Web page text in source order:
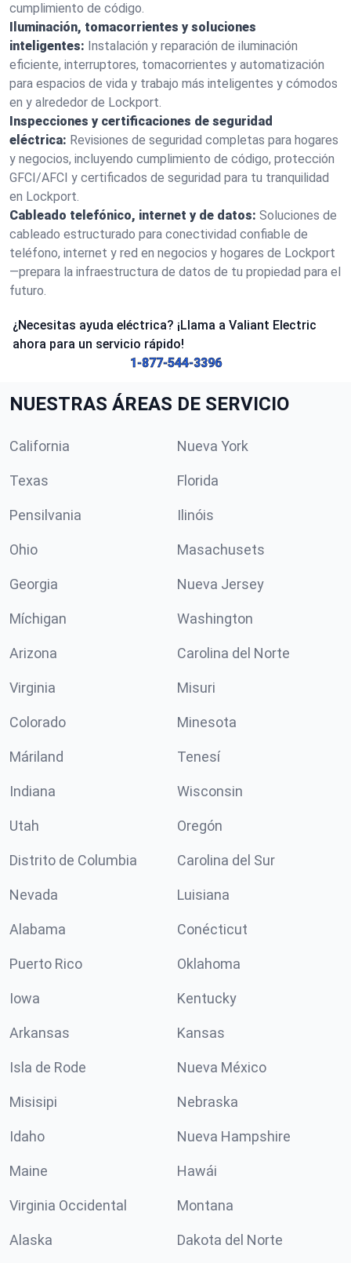
cumplimiento de código.
Iluminación, tomacorrientes y soluciones
inteligentes: Instalación y reparación de iluminación
eficiente, interruptores, tomacorrientes y automatización
para espacios de vida y trabajo más inteligentes y cómodos
en y alrededor de Lockport.
Inspecciones y certificaciones de seguridad
eléctrica: Revisiones de seguridad completas para hogares
y negocios, incluyendo cumplimiento de código, protección
GFCI/AFCI y certificados de seguridad para tu tranquilidad
en Lockport.
Cableado telefónico, internet y de datos: Soluciones de
cableado estructurado para conectividad confiable de
teléfono, internet y red en negocios y hogares de Lockport
—prepara la infraestructura de datos de tu propiedad para el
futuro.
¿Necesitas ayuda eléctrica? ¡Llama a Valiant Electric
ahora para un servicio rápido!
1-877-544-3396
NUESTRAS ÁREAS DE SERVICIO
California Nueva York
Texas Florida
Pensilvania Ilinóis
Ohio Masachusets
Georgia Nueva Jersey
Míchigan Washington
Arizona Carolina del Norte
Virginia Misuri
Colorado Minesota
Máriland Tenesí
Indiana Wisconsin
Utah Oregón
Distrito de Columbia Carolina del Sur
Nevada Luisiana
Alabama Conécticut
Puerto Rico Oklahoma
Iowa Kentucky
Arkansas Kansas
Isla de Rode Nueva México
Misisipi Nebraska
Idaho Nueva Hampshire
Maine Hawái
Virginia Occidental Montana
Alaska Dakota del Norte